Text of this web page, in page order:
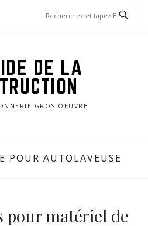
DE LA
GROS OEUVRE
POUR AUTOLAVEUSE
pour matériel de